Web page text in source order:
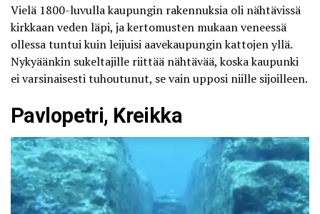
Vielä 1800-luvulla kaupungin rakennuksia oli nähtävissä
kirkkaan veden läpi, ja kertomusten mukaan veneessä
ollessa tuntui kuin leijuisi aavekaupungin kattojen yllä.
Nykyäänkin sukeltajille riittää nähtävää, koska kaupunki
ei varsinaisesti tuhoutunut, se vain upposi niille sijoilleen.
Pavlopetri, Kreikka